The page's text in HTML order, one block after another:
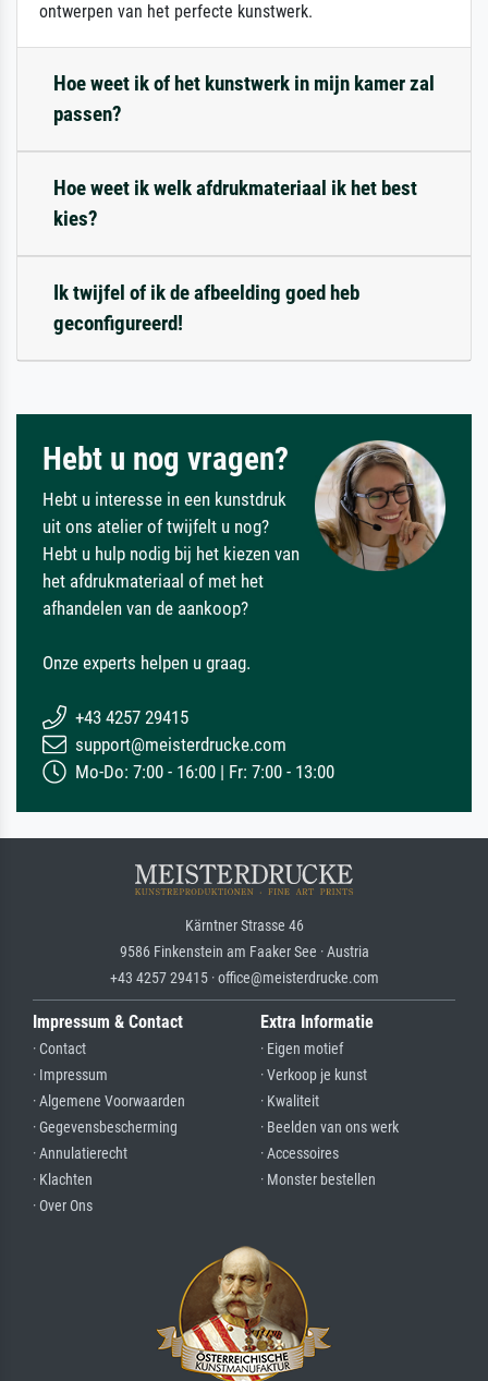
ontwerpen van het perfecte kunstwerk.
Hoe weet ik of het kunstwerk in mijn kamer zal
passen?
Hoe weet ik welk afdrukmateriaal ik het best
kies?
Ik twijfel of ik de afbeelding goed heb
geconfigureerd!
Hebt u nog vragen?
Hebt u interesse in een kunstdruk
uit ons atelier of twijfelt u nog?
Hebt u hulp nodig bij het kiezen van
het afdrukmateriaal of met het
afhandelen van de aankoop?
Onze experts helpen u graag.
+43 4257 29415
support@meisterdrucke.com
Mo-Do: 7:00 - 16:00 | Fr: 7:00 - 13:00
Kärntner Strasse 46
9586 Finkenstein am Faaker See · Austria
+43 4257 29415 · office@meisterdrucke.com
Impressum & Contact
· Contact
· Impressum
· Algemene Voorwaarden
· Gegevensbescherming
· Annulatierecht
· Klachten
· Over Ons
Extra Informatie
· Eigen motief
· Verkoop je kunst
· Kwaliteit
· Beelden van ons werk
· Accessoires
· Monster bestellen